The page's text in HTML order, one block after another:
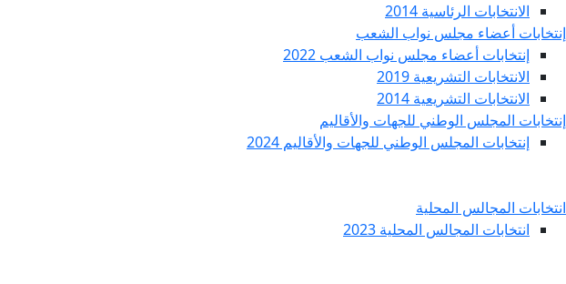
الانتخابات الرئاسية 2014
إنتخابات أعضاء مجلس نواب الشعب
إنتخابات أعضاء مجلس نواب الشعب 2022
الانتخابات التشريعية 2019
الانتخابات التشريعية 2014
إنتخابات المجلس الوطني للجهات والأقاليم
إنتخابات المجلس الوطني للجهات والأقاليم 2024
انتخابات المجالس المحلية
انتخابات المجالس المحلية 2023